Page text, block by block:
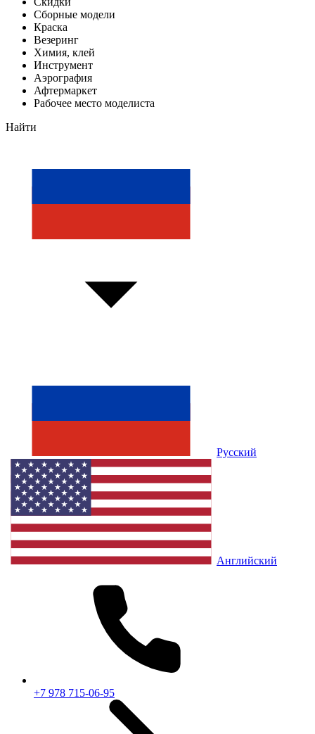
Сборные модели
Краска
Везеринг
Химия, клей
Инструмент
Аэрография
Афтермаркет
Рабочее место моделиста
Найти
Русский
Английский
+7 978 715-06-95